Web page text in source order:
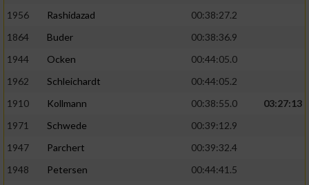
1956
Rashidazad
00:38:27.2
1864
Buder
00:38:36.9
1944
Ocken
00:44:05.0
1962
Schleichardt
00:44:05.2
1910
Kollmann 00:38:55.0
03:27:13
1971
Schwede
00:39:12.9
1947
Parchert
00:39:32.4
1948
Petersen
00:44:41.5